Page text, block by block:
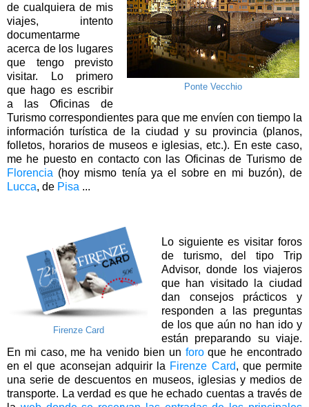
Ponte Vecchio
de cualquiera de mis
viajes, intento
documentarme
acerca de los lugares
que tengo previsto
visitar. Lo primero
que hago es escribir
a las Oficinas de
Turismo correspondientes para que me envíen con tiempo la
información turística de la ciudad y su provincia (planos,
folletos, horarios de museos e iglesias, etc.). En este caso,
me he puesto en contacto con las Oficinas de Turismo de
Florencia (hoy mismo tenía ya el sobre en mi buzón), de
Lucca, de Pisa ...
Firenze Card
Lo siguiente es visitar foros
de turismo, del tipo Trip
Advisor, donde los viajeros
que han visitado la ciudad
dan consejos prácticos y
responden a las preguntas
de los que aún no han ido y
están preparando su viaje.
En mi caso, me ha venido bien un foroque he encontrado
en el que aconsejan adquirir la Firenze Card, que permite
una serie de descuentos en museos, iglesias y medios de
transporte. La verdad es que he echado cuentas a través de